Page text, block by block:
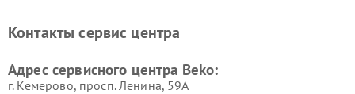
Ремонт холодильников Beko Ремонт морозильных камер
Контакты сервис центра
Адрес сервисного центра Beko:
г. Кемерово, просп. Ленина, 59А